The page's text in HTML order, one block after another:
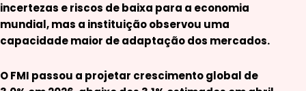
incertezas e riscos de baixa para a economia
mundial, mas a instituição observou uma
capacidade maior de adaptação dos mercados.
O FMI passou a projetar crescimento global de